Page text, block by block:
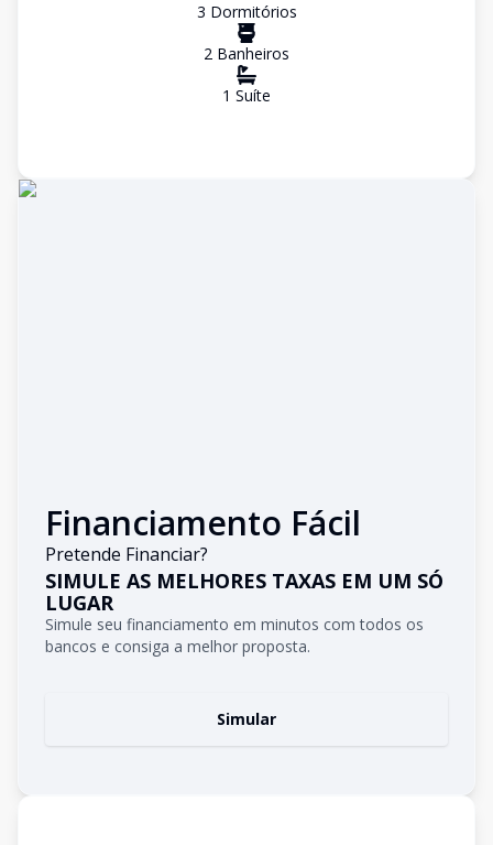
3 Dormitórios
2 Banheiros
1 Suíte
Financiamento Fácil
Pretende Financiar?
SIMULE AS MELHORES TAXAS EM UM SÓ
LUGAR
Simule seu financiamento em minutos com todos os
bancos e consiga a melhor proposta.
Simular